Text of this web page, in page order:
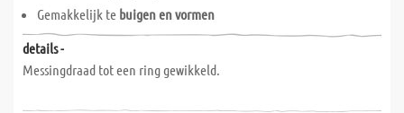
Gemakkelijk te buigen en vormen
details -
Messingdraad tot een ring gewikkeld.